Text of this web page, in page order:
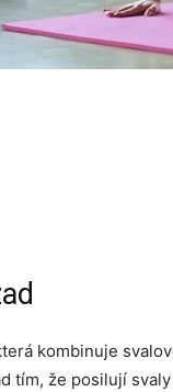
kombinuje
tím, že posilují